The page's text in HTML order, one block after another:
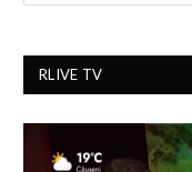
RLIVE TV